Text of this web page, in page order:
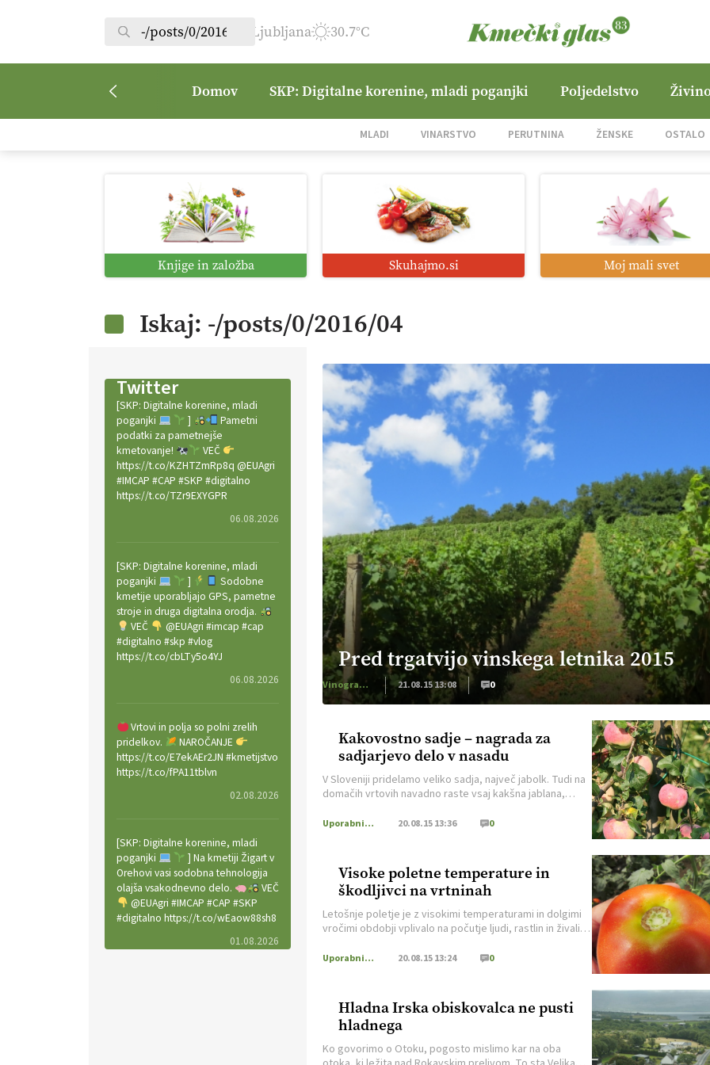
Ljubljana 30.7°C
Domov SKP: Digitalne korenine, mladi poganjki Poljedelstvo
MLADI VINARSTVO PERUTNINA ŽENSKE OSTALO
Knjige in založba Skuhajmo.si Moj mali svet
Iskaj: -/posts/0/2016/04
Twitter
[SKP: Digitalne korenine, mladi
poganjki
]
Pametni
podatki za pametnejše
kmetovanje!
VEČ
https://t.co/KZHTZmRp8q @EUAgri
#IMCAP #CAP #SKP #digitalno
https://t.co/TZr9EXYGPR
06.08.2026
[SKP: Digitalne korenine, mladi
poganjki
]
Sodobne
kmetije uporabljajo GPS, pametne
stroje in druga digitalna orodja.
VEČ
@EUAgri #imcap #cap
#digitalno #skp #vlog
https://t.co/cbLTy5o4YJ
06.08.2026
Vrtovi in polja so polni zrelih
pridelkov.
NAROČANJE
https://t.co/E7ekAEr2JN #kmetijstvo
https://t.co/fPA11tblvn
02.08.2026
[SKP: Digitalne korenine, mladi
poganjki
] Na kmetiji Žigart v
Orehovi vasi sodobna tehnologija
olajša vsakodnevno delo.
VEČ
@EUAgri #IMCAP #CAP #SKP
#digitalno https://t.co/wEaow88sh8
01.08.2026
Pred trgatvijo vinskega letnika 2015
Vinogradništvo 21.08.15 13:08 0
Kakovostno sadje – nagrada za
sadjarjevo delo v nasadu
V Sloveniji pridelamo veliko sadja, največ jabolk. Tudi na
domačih vrtovih navadno raste vsaj kakšna jablana,
vzdrževane nasade te sadne vrste. Na podeželju
nasade, ki so s starimi sortami pravo bogastvo. Da smo
Uporabni vrt 20.08.15 13:36 0
Visoke poletne temperature in
škodljivci na vrtninah
Letošnje poletje je z visokimi temperaturami in dolgimi
vročimi obdobji vplivalo na počutje ljudi, rastlin in živali.
ji seveda niso mogle ubežati. S svojimi ravnanji smo jim
pripravkov, ki blažijo […]
Uporabni vrt 20.08.15 13:24 0
Hladna Irska obiskovalca ne pusti
hladnega
Ko govorimo o Otoku, pogosto mislimo kar na oba